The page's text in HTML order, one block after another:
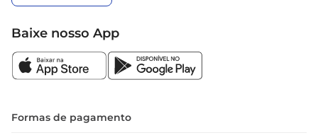
Baixe nosso App
Formas de pagamento